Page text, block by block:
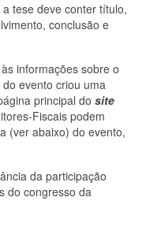
tese deve conter título,
conclusão e
informações sobre o
evento criou uma
principal do site
Fiscais podem
(ver abaixo) do evento,
da participação
do congresso da